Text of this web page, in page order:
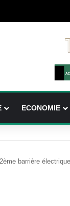
ECONOMIE
barrière